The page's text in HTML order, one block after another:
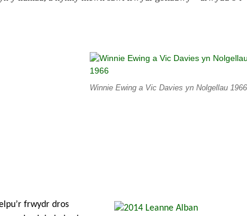
Winnie Ewing a Vic Davies yn Nolgellau 1966
frwydr dros